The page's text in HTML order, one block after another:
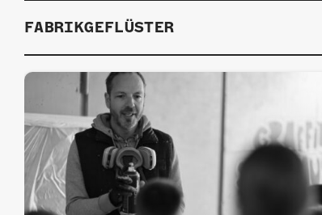
FABRIKGEFLÜSTER